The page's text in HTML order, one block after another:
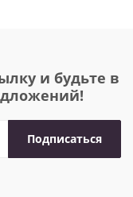
и будьте в